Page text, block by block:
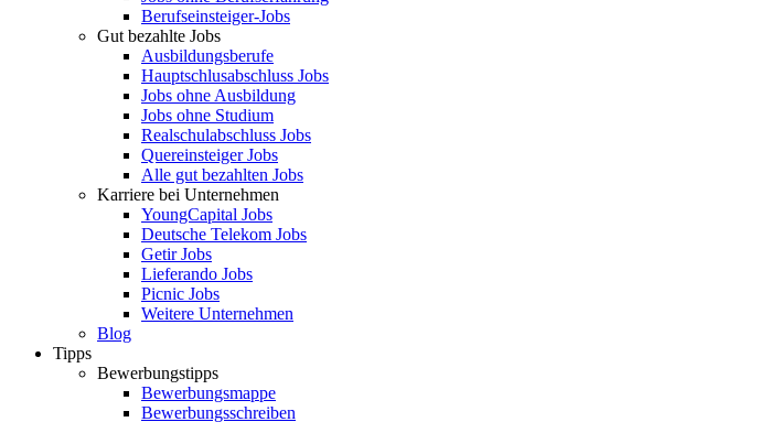
Berufseinsteiger-Jobs
Gut bezahlte Jobs
Ausbildungsberufe
Hauptschlusabschluss Jobs
Jobs ohne Ausbildung
Jobs ohne Studium
Realschulabschluss Jobs
Quereinsteiger Jobs
Alle gut bezahlten Jobs
Karriere bei Unternehmen
YoungCapital Jobs
Deutsche Telekom Jobs
Getir Jobs
Lieferando Jobs
Picnic Jobs
Weitere Unternehmen
Blog
Tipps
Bewerbungstipps
Bewerbungsmappe
Bewerbungsschreiben